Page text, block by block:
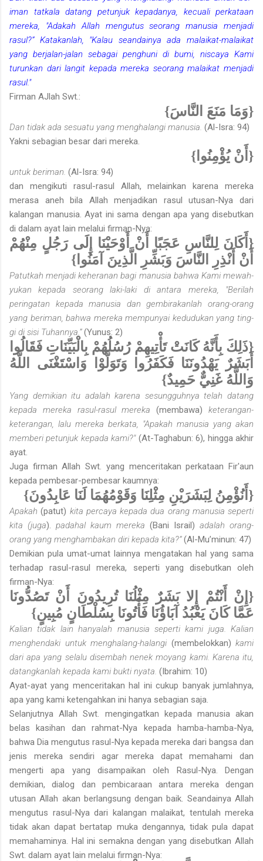
iman tatkala datang petunjuk kepadanya, kecuali perkataan
mereka, "Adakah Allah mengutus seorang manusia menjadi
rasul?” Katakanlah, "Kalau seandainya ada malaikat-malaikat
yang berjalan-jalan sebagai penghuni di bumi, niscaya Kami
turunkan dari langit kepada mereka seorang malaikat menjadi
rasul."
Firman AJlah Swt.:
{وَمَا مَنَعَ النَّاسَ}
Dan tidak ada sesuatu yang menghalangi manusia. (Al-Isra: 94)
Yakni sebagian besar dari mereka.
{أَنْ يُؤْمِنُوا}
untuk beriman. (Al-Isra: 94)
dan mengikuti rasul-rasul Allah, melainkan karena mereka
merasa aneh bila Allah menjadikan rasul utusan-Nya dari
kalangan manusia. Ayat ini sama dengan apa yang disebutkan
di dalam ayat lain melalui firman-Nya:
{أَكَانَ لِلنَّاسِ عَجَبًا أَنْ أَوْحَيْنَا إِلَى رَجُلٍ مِنْهُمْ
أَنْ أَنْذِرِ النَّاسَ وَبَشِّرِ الَّذِينَ آمَنُوا}
Patutkah menjadi keheranan bagi manusia bahwa Kami mewah­
yukan kepada seorang laki-laki di antara mereka, "Berilah
peringatan kepada manusia dan gembirakanlah orang-orang
yang beriman, bahwa mereka mempunyai kedudukan yang ting­
gi di sisi Tuhannya.”(Yunus: 2)
{ذَلِكَ بِأَنَّهُ كَانَتْ تَأْتِيهِمْ رُسُلُهُمْ بِالْبَيِّنَاتِ فَقَالُوا
أَبَشَرٌ يَهْدُونَنَا فَكَفَرُوا وَتَوَلَّوْا وَاسْتَغْنَى اللَّهُ
وَاللَّهُ غَنِيٌّ حَمِيدٌ}
Yang demikian itu adalah karena sesungguhnya telah datang
kepada mereka rasul-rasul mereka(membawa)keterangan-
keterangan, lalu mereka berkata, "Apakah manusia yang akan
memberi petunjuk kepada kami?" (At-Taghabun: 6), hingga akhir
ayat.
Juga firman Allah Swt. yang menceritakan perkataan Fir'aun
kepada pembesar-pembesar kaumnya:
{أَنُؤْمِنُ لِبَشَرَيْنِ مِثْلِنَا وَقَوْمُهُمَا لَنَا عَابِدُونَ}
Apakah(patut) kita percaya kepada dua orang manusia seperti
kita (juga). padahal kaum mereka (Bani Israil) adalah orang-
orang yang menghambakan diri kepada kita?”(Al-Mu’minun: 47)
Demikian pula umat-umat lainnya mengatakan hal yang sama
terhadap rasul-rasul mereka, seperti yang disebutkan oleh
firman-Nya:
{إِنْ أَنْتُمْ إِلا بَشَرٌ مِثْلُنَا تُرِيدُونَ أَنْ تَصُدُّونَا
عَمَّا كَانَ يَعْبُدُ آبَاؤُنَا فَأْتُونَا بِسُلْطَانٍ مُبِينٍ}
Kalian tidak lain hanyalah manusia seperti kami juga. Kalian
menghendaki untuk menghalang-halangi (membelokkan) kami
dari apa yang selalu disembah nenek moyang kami. Karena itu,
datangkanlah kepada kami bukti nyata. (Ibrahim: 10)
Ayat-ayat yang menceritakan hal ini cukup banyak jumlahnya,
apa yang kami ketengahkan ini hanya sebagian saja.
Selanjutnya Allah Swt. mengingatkan kepada manusia akan
belas kasihan dan rahmat-Nya kepada hamba-hamba-Nya,
bahwa Dia mengu­tus rasul-Nya kepada mereka dari bangsa dan
jenis mereka sendiri agar mereka dapat memahami dan
mengerti apa yang disampaikan oleh Rasul-Nya. Dengan
demikian, dialog dan pembicaraan antara mereka dengan
utusan Allah akan berlangsung dengan baik. Seandainya Allah
mengutus rasul-Nya dari kalangan malaikat, tentulah mereka
tidak akan dapat berta­tap muka dengannya, tidak pula dapat
memahaminya. Hal ini semakna dengan yang disebutkan Allah
Swt. dalam ayat lain melalui firman-Nya: